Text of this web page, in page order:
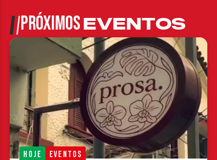
PRÓXIMOSEVENTOS
HOJE EVENTOS